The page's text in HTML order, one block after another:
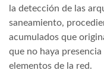
la detección de las
saneamiento,
acumulados que
que no haya
elementos de la red.